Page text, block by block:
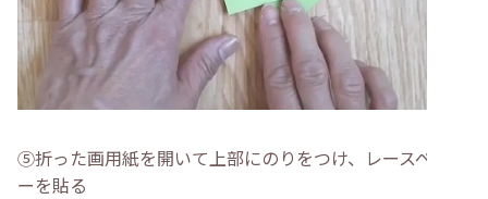
⑤折った画用紙を開いて上部にのりをつけ、レースペーパ
ーを貼る